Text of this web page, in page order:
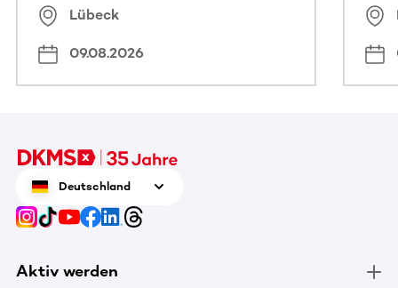
Lübeck
09.08.2026
Deutschland
Aktiv werden